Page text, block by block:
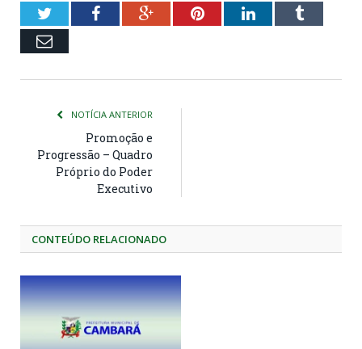
TwitterFacebookGoogle+PinterestLinkedInTumblr
Email
NOTÍCIA ANTERIOR
Promoção e
Progressão – Quadro
Próprio do Poder
Executivo
CONTEÚDO RELACIONADO